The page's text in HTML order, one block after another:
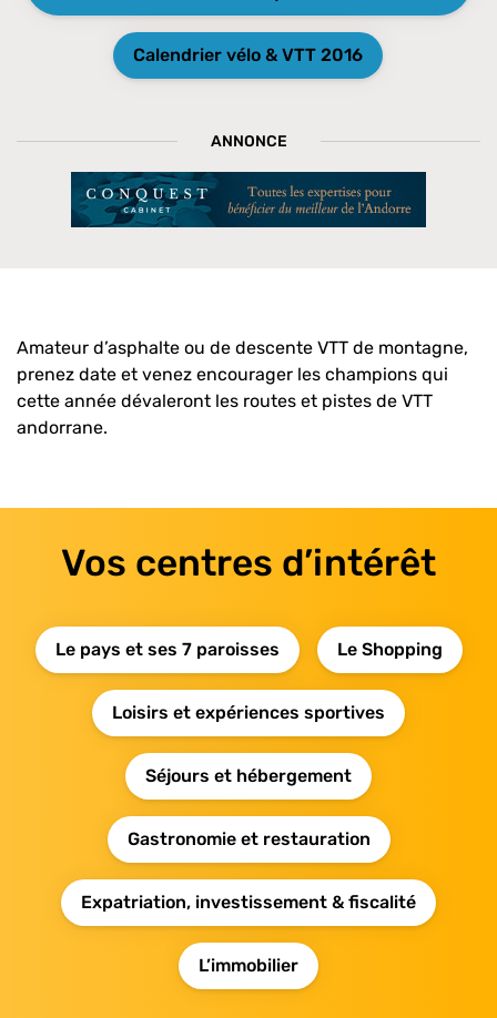
Calendrier vélo & VTT 2016
ANNONCE
Amateur d’asphalte ou de descente VTT de montagne,
prenez date et venez encourager les champions qui
cette année dévaleront les routes et pistes de VTT
andorrane.
Vos centres d’intérêt
Le pays et ses 7 paroisses Le Shopping
Loisirs et expériences sportives
Séjours et hébergement
Gastronomie et restauration
Expatriation, investissement & fiscalité
L’immobilier